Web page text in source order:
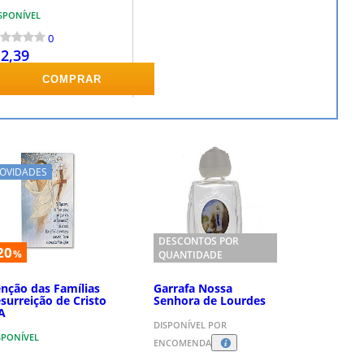
0
COMPRAR
%
das Famílias
de Cristo
DESCONTOS POR
QUANTIDADE
Garrafa Nossa
Senhora de Lourdes
DISPONÍVEL POR
ENCOMENDA